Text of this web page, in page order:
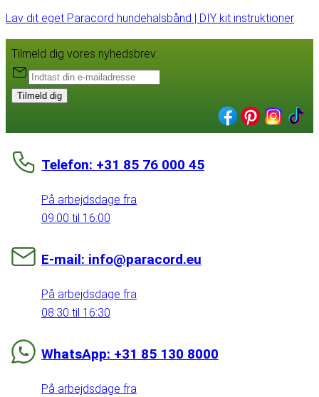
Lav dit eget Paracord hundehalsbånd | DIY kit instruktioner
Tilmeld dig vores nyhedsbrev:
Tilmeld dig
Telefon: +31 85 76 000 45
På arbejdsdage fra
09:00 til 16:00
E-mail: info@paracord.eu
På arbejdsdage fra
08:30 til 16:30
WhatsApp: +31 85 130 8000
På arbejdsdage fra